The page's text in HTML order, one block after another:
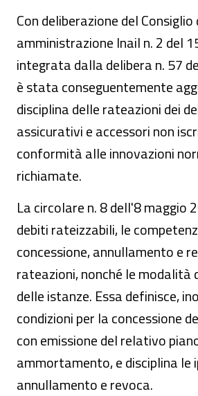
Con deliberazione del Consiglio
amministrazione Inail n. 2 del
integrata dalla delibera n. 57
è stata conseguentemente
disciplina delle rateazioni dei
assicurativi e accessori non
conformità alle innovazioni
richiamate.
La circolare n. 8 dell'8 maggio
debiti rateizzabili, le
concessione, annullamento e
rateazioni, nonché le modalità
delle istanze. Essa definisce,
condizioni per la concessione
con emissione del relativo
ammortamento, e disciplina le
annullamento e revoca.